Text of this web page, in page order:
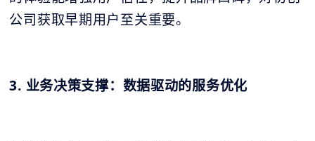
公司获取早期用户至关重要。
3. 业务决策支撑：数据驱动的服务优化